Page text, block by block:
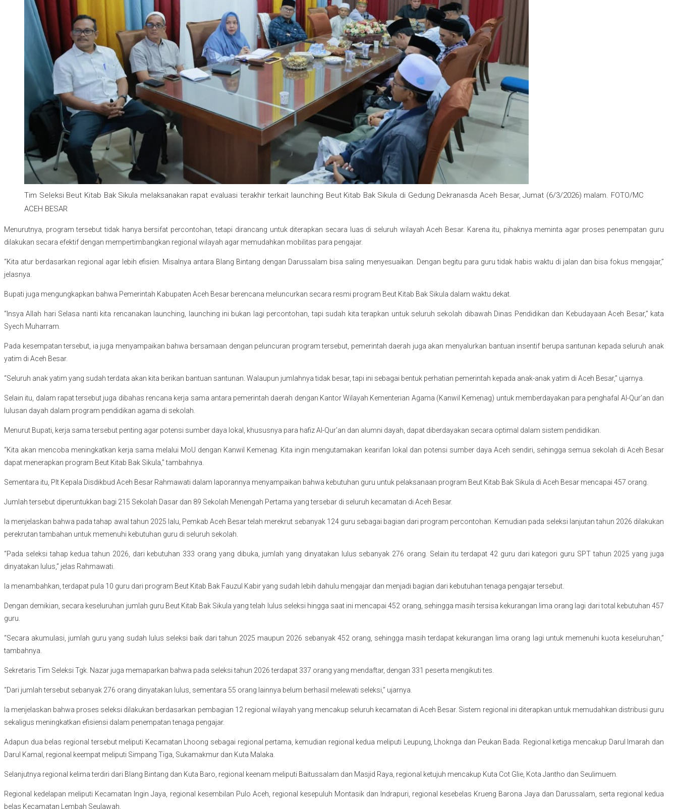
Tim Seleksi Beut Kitab Bak Sikula melaksanakan rapat evaluasi terakhir terkait launching Beut Kitab Bak Sikula di Gedung Dekranasda Aceh Besar, Jumat (6/3/2026) malam. FOTO/MC
ACEH BESAR
Menurutnya, program tersebut tidak hanya bersifat percontohan, tetapi dirancang untuk diterapkan secara luas di seluruh wilayah Aceh Besar. Karena itu, pihaknya meminta agar proses penempatan guru
dilakukan secara efektif dengan mempertimbangkan regional wilayah agar memudahkan mobilitas para pengajar.
“Kita atur berdasarkan regional agar lebih efisien. Misalnya antara Blang Bintang dengan Darussalam bisa saling menyesuaikan. Dengan begitu para guru tidak habis waktu di jalan dan bisa fokus mengajar,”
jelasnya.
Bupati juga mengungkapkan bahwa Pemerintah Kabupaten Aceh Besar berencana meluncurkan secara resmi program Beut Kitab Bak Sikula dalam waktu dekat.
“Insya Allah hari Selasa nanti kita rencanakan launching, launching ini bukan lagi percontohan, tapi sudah kita terapkan untuk seluruh sekolah dibawah Dinas Pendidikan dan Kebudayaan Aceh Besar,” kata
Syech Muharram.
Pada kesempatan tersebut, ia juga menyampaikan bahwa bersamaan dengan peluncuran program tersebut, pemerintah daerah juga akan menyalurkan bantuan insentif berupa santunan kepada seluruh anak
yatim di Aceh Besar.
“Seluruh anak yatim yang sudah terdata akan kita berikan bantuan santunan. Walaupun jumlahnya tidak besar, tapi ini sebagai bentuk perhatian pemerintah kepada anak-anak yatim di Aceh Besar,” ujarnya.
Selain itu, dalam rapat tersebut juga dibahas rencana kerja sama antara pemerintah daerah dengan Kantor Wilayah Kementerian Agama (Kanwil Kemenag) untuk memberdayakan para penghafal Al-Qur’an dan
lulusan dayah dalam program pendidikan agama di sekolah.
Menurut Bupati, kerja sama tersebut penting agar potensi sumber daya lokal, khususnya para hafiz Al-Qur’an dan alumni dayah, dapat diberdayakan secara optimal dalam sistem pendidikan.
“Kita akan mencoba meningkatkan kerja sama melalui MoU dengan Kanwil Kemenag. Kita ingin mengutamakan kearifan lokal dan potensi sumber daya Aceh sendiri, sehingga semua sekolah di Aceh Besar
dapat menerapkan program Beut Kitab Bak Sikula,” tambahnya.
Sementara itu, Plt Kepala Disdikbud Aceh Besar Rahmawati dalam laporannya menyampaikan bahwa kebutuhan guru untuk pelaksanaan program Beut Kitab Bak Sikula di Aceh Besar mencapai 457 orang.
Jumlah tersebut diperuntukkan bagi 215 Sekolah Dasar dan 89 Sekolah Menengah Pertama yang tersebar di seluruh kecamatan di Aceh Besar.
Ia menjelaskan bahwa pada tahap awal tahun 2025 lalu, Pemkab Aceh Besar telah merekrut sebanyak 124 guru sebagai bagian dari program percontohan. Kemudian pada seleksi lanjutan tahun 2026 dilakukan
perekrutan tambahan untuk memenuhi kebutuhan guru di seluruh sekolah.
“Pada seleksi tahap kedua tahun 2026, dari kebutuhan 333 orang yang dibuka, jumlah yang dinyatakan lulus sebanyak 276 orang. Selain itu terdapat 42 guru dari kategori guru SPT tahun 2025 yang juga
dinyatakan lulus,” jelas Rahmawati.
Ia menambahkan, terdapat pula 10 guru dari program Beut Kitab Bak Fauzul Kabir yang sudah lebih dahulu mengajar dan menjadi bagian dari kebutuhan tenaga pengajar tersebut.
Dengan demikian, secara keseluruhan jumlah guru Beut Kitab Bak Sikula yang telah lulus seleksi hingga saat ini mencapai 452 orang, sehingga masih tersisa kekurangan lima orang lagi dari total kebutuhan 457
guru.
“Secara akumulasi, jumlah guru yang sudah lulus seleksi baik dari tahun 2025 maupun 2026 sebanyak 452 orang, sehingga masih terdapat kekurangan lima orang lagi untuk memenuhi kuota keseluruhan,”
tambahnya.
Sekretaris Tim Seleksi Tgk. Nazar juga memaparkan bahwa pada seleksi tahun 2026 terdapat 337 orang yang mendaftar, dengan 331 peserta mengikuti tes.
“Dari jumlah tersebut sebanyak 276 orang dinyatakan lulus, sementara 55 orang lainnya belum berhasil melewati seleksi,” ujarnya.
Ia menjelaskan bahwa proses seleksi dilakukan berdasarkan pembagian 12 regional wilayah yang mencakup seluruh kecamatan di Aceh Besar. Sistem regional ini diterapkan untuk memudahkan distribusi guru
sekaligus meningkatkan efisiensi dalam penempatan tenaga pengajar.
Adapun dua belas regional tersebut meliputi Kecamatan Lhoong sebagai regional pertama, kemudian regional kedua meliputi Leupung, Lhoknga dan Peukan Bada. Regional ketiga mencakup Darul Imarah dan
Darul Kamal, regional keempat meliputi Simpang Tiga, Sukamakmur dan Kuta Malaka.
Selanjutnya regional kelima terdiri dari Blang Bintang dan Kuta Baro, regional keenam meliputi Baitussalam dan Masjid Raya, regional ketujuh mencakup Kuta Cot Glie, Kota Jantho dan Seulimuem.
Regional kedelapan meliputi Kecamatan Ingin Jaya, regional kesembilan Pulo Aceh, regional kesepuluh Montasik dan Indrapuri, regional kesebelas Krueng Barona Jaya dan Darussalam, serta regional kedua
belas Kecamatan Lembah Seulawah.